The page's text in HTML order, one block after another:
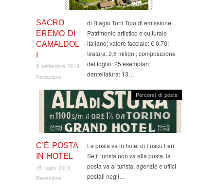
SACRO
EREMO DI
CAMALDOL
9 settembre 2013
Redazione
di Biagio Torti Tipo di emissione:
Patrimonio artistico e culturale
italiano; valore facciale: € 0,70;
tiratura: 2,6 milioni; composizione
del foglio: 25 esemplari;
dentellatura: 13…
C’È POSTA
IN HOTEL
15 luglio 2013
Redazione
Percorsi di posta
La posta va in hotel di Fusco Feri
Se il turista non va alla posta, la
posta va al turista: agenzie e uffici
postali negli…